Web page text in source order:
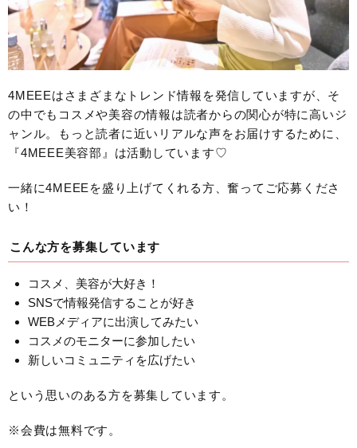
4MEEEはさまざまなトレンド情報を発信していますが、そ
の中でもコスメや美容の情報は読者からの関心が特に高いジ
ャンル。もっと読者に近いリアルな声をお届けするために、
『4MEEE美容部』は活動しています♡
一緒に4MEEEを盛り上げてくれる方、奮ってご応募くださ
い！
こんな方を募集しています
コスメ、美容が大好き！
SNSで情報発信することが好き
WEBメディアに出演してみたい
コスメのモニターに参加したい
新しいコミュニティを広げたい
という思いのある方を募集しています。
※会費は無料です。